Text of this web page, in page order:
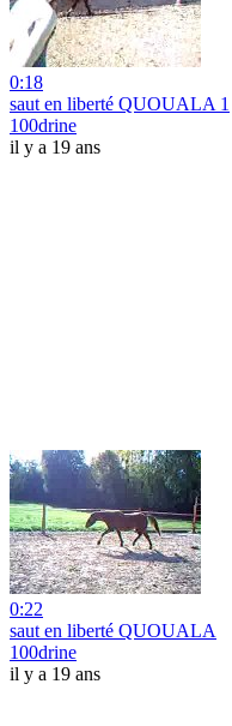
0:18
saut en liberté QUOUALA 1
100drine
il y a 19 ans
0:22
saut en liberté QUOUALA
100drine
il y a 19 ans